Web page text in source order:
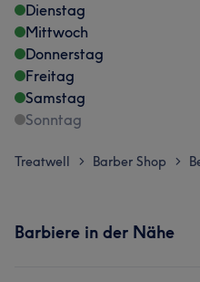
Dienstag
Mittwoch
Donnerstag
Freitag
Samstag
Sonntag
Treatwell > Barber Shop >
Barbiere in der Nähe